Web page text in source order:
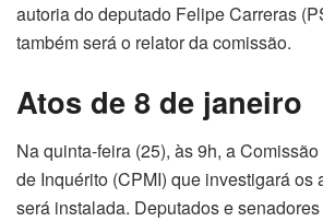
autoria do deputado Felipe Carreras
também será o relator da comissão.
Atos de 8 de janeiro
Na quinta-feira (25), às 9h, a
de Inquérito (CPMI) que investigará os
será instalada. Deputados e